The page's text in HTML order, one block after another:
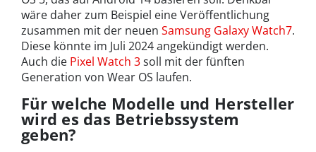
wäre daher zum Beispiel eine Veröffentlichung
zusammen mit der neuen Samsung Galaxy Watch7.
Diese könnte im Juli 2024 angekündigt werden.
Auch die Pixel Watch 3soll mit der fünften
Generation von Wear OS laufen.
Für welche Modelle und Hersteller
wird es das Betriebssystem
geben?